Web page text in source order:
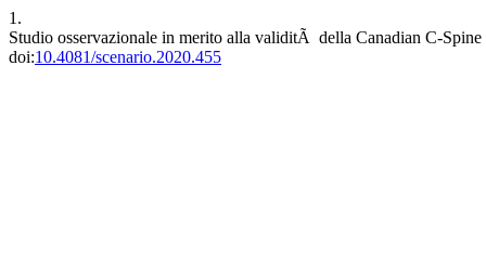
1.
Studio osservazionale in merito alla validitÃ della Canadian C-
doi:10.4081/scenario.2020.455